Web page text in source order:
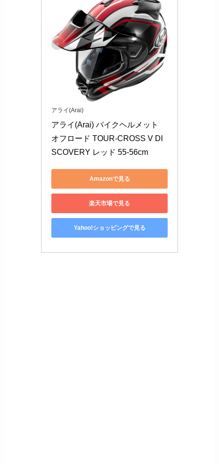
アライ(Arai)
アライ(Arai) バイクヘルメット
オフロード TOUR-CROSS V DI
SCOVERY レッド 55-56cm
Amazonで見る
楽天市場で見る
Yahoo!ショッピングで見る